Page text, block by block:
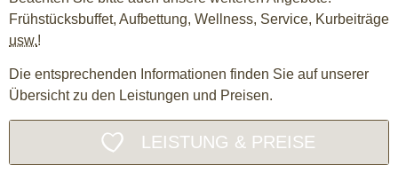
Frühstücksbuffet, Aufbettung, Wellness, Service, Kurbeiträge
usw.!
Die entsprechenden Informationen finden Sie auf unserer
Übersicht zu den Leistungen und Preisen.
LEISTUNG & PREISE